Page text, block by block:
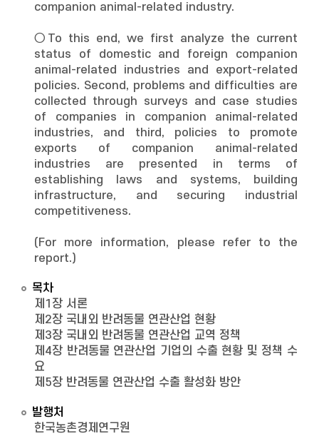
companion animal-related industry.
○To this end, we first analyze the current
status of domestic and foreign companion
animal-related industries and export-related
policies. Second, problems and difficulties are
collected through surveys and case studies
of companies in companion animal-related
industries, and third, policies to promote
exports of companion animal-related
industries are presented in terms of
establishing laws and systems, building
infrastructure, and securing industrial
competitiveness.
(For more information, please refer to the
report.)
목차
제1장 서론
제2장 국내외 반려동물 연관산업 현황
제3장 국내외 반려동물 연관산업 교역 정책
제4장 반려동물 연관산업 기업의 수출 현황 및 정책 수
요
제5장 반려동물 연관산업 수출 활성화 방안
발행처
한국농촌경제연구원